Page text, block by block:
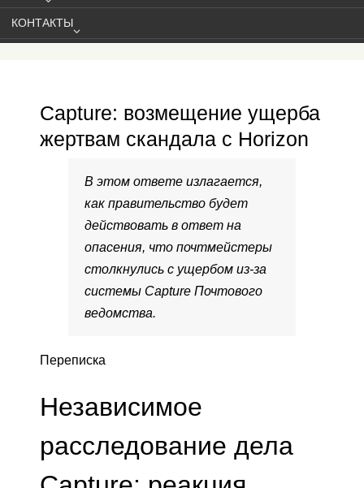
КОНТАКТЫ
Capture: возмещение ущерба
жертвам скандала с Horizon
В этом ответе излагается,
как правительство будет
действовать в ответ на
опасения, что почтмейстеры
столкнулись с ущербом из-за
системы Capture Почтового
ведомства.
Переписка
Независимое
расследование дела